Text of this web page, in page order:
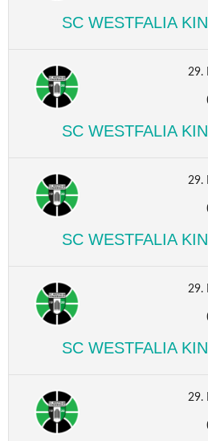
SC WESTFALIA
29.
SC WESTFALIA
29.
SC WESTFALIA
29.
SC WESTFALIA
29.